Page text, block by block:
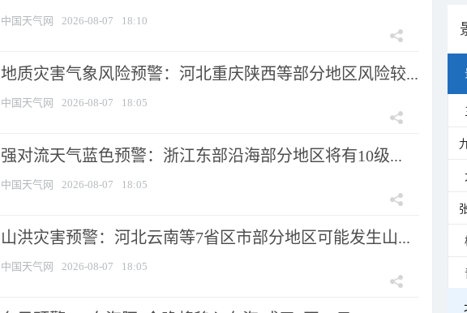
中国天气网 2026-08-07 18:10
地质灾害气象风险预警：河北重庆陕西等部分地区风险较...
中国天气网 2026-08-07 18:05
强对流天气蓝色预警：浙江东部沿海部分地区将有10级...
中国天气网 2026-08-07 18:05
山洪灾害预警：河北云南等7省区市部分地区可能发生山...
中国天气网 2026-08-07 18:05